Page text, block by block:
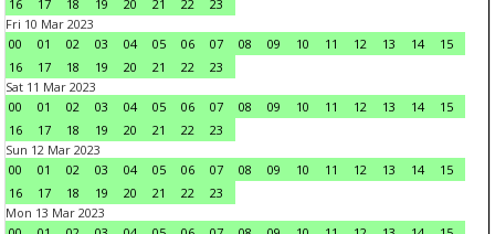
16
17 18 19 20 21 22
23
Fri 10 Mar 2023
00
01 02 03 04 05 06 07 08 09 10 11 12 13 14
15
16
17 18 19 20 21 22
23
Sat 11 Mar 2023
00
01 02 03 04 05 06 07 08 09 10 11 12 13 14
15
16
17 18 19 20 21 22
23
Sun 12 Mar 2023
00
01 02 03 04 05 06 07 08 09 10 11 12 13 14
15
16
17 18 19 20 21 22
23
Mon 13 Mar 2023